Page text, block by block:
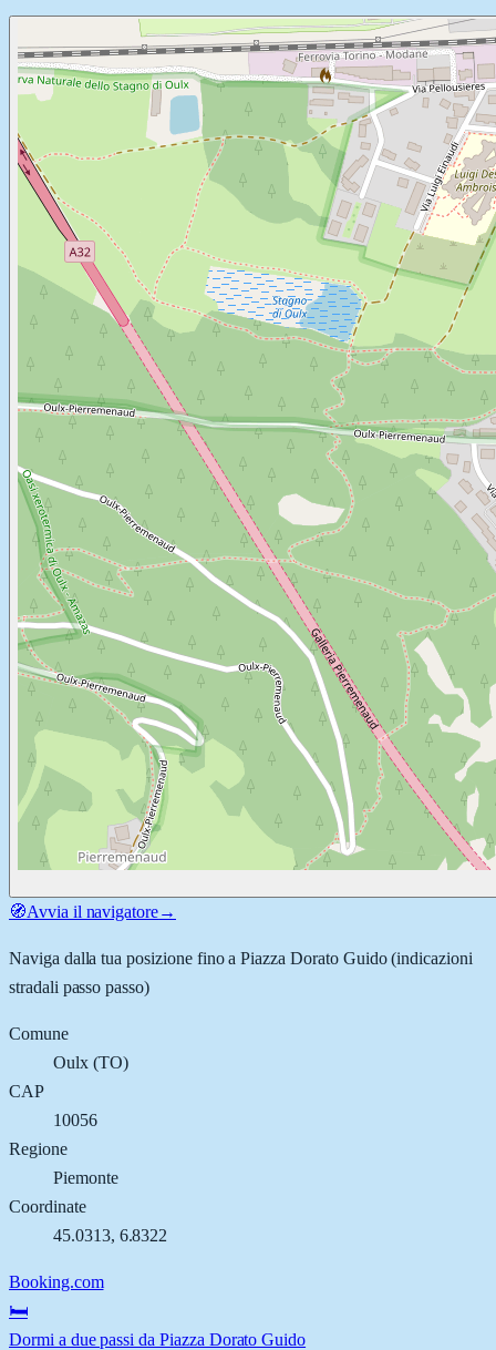
🧭Avvia il navigatore→
Naviga dalla tua posizione fino aPiazza Dorato Guido(indicazioni
stradali passo passo)
Comune
Oulx(TO)
CAP
10056
Regione
Piemonte
Coordinate
45.0313, 6.8322
Booking.com
🛏️
Dormi a due passi da Piazza Dorato Guido